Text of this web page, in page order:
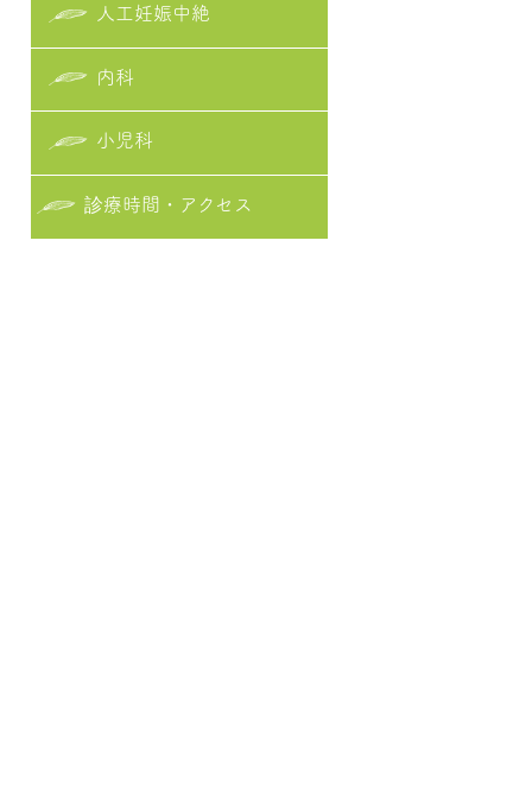
人工妊娠中絶
内科
小児科
診療時間・アクセス